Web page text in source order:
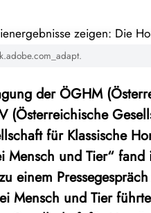
der ÖGHM
(Österreichische
für Klassische
Mensch und Tier“
einem
Mensch und Tier